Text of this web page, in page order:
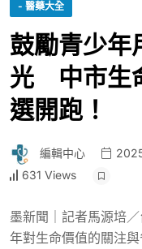
- 醫藥大全
鼓勵青少年
光 中市生
選開跑！
編輯中心
631 Views
墨新聞｜記者馬源培
年對生命價值的關注